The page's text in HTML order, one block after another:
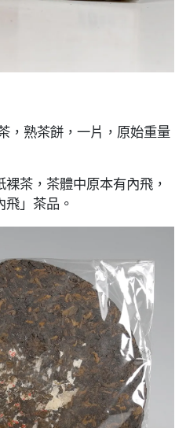
，熟茶餅，一片，原始重量
茶，茶體中原本有內飛，
」茶品。